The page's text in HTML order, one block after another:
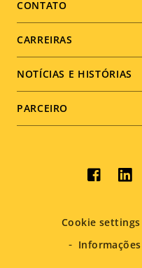
menu
CONTATO
CARREIRAS
NOTÍCIAS E HISTÓRIAS
PARCEIRO
Social
menu
Cookie settings